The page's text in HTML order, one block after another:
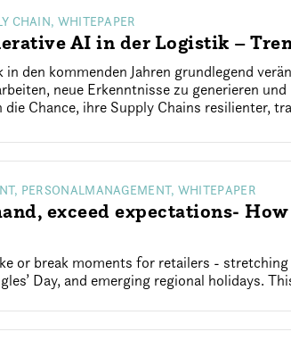
CHAIN, WHITEPAPER
AI in der Logistik –
den kommenden Jahren grundlegend
neue Erkenntnisse zu generieren
Chance, ihre Supply Chains resilienter,
PERSONALMANAGEMENT, WHITEPAPER
exceed expectations-
or break moments for retailers -
Day, and emerging regional holidays.